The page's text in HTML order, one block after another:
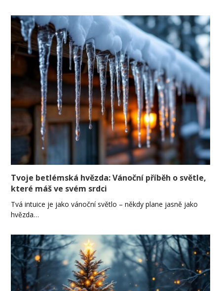
Tvoje betlémská hvězda: Vánoční příběh o světle,
které máš ve svém srdci
Tvá intuice je jako vánoční světlo – někdy plane jasně jako
hvězda…